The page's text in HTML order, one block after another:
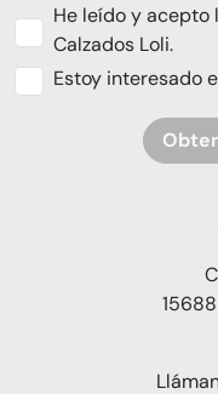
He leído y acepto
Calzados Loli.
Estoy interesado